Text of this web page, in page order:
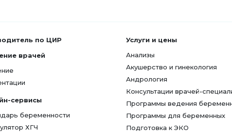
по ЦИР
врачей
сервисы
беременности
ХГЧ
Услуги и цены
Анализы
Акушерство и гинекология
Андрология
Консультации врачей-
Программы ведения
Программы для беременных
Подготовка к ЭКО